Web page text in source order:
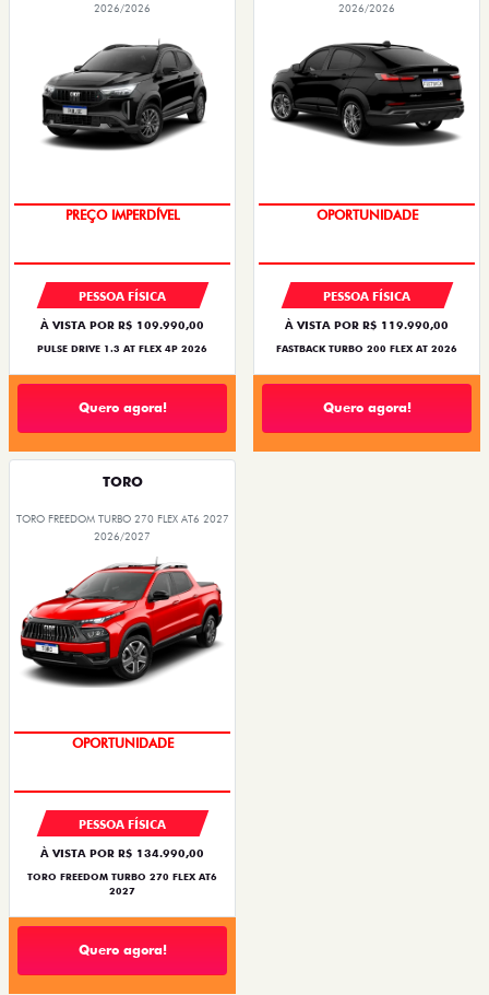
2026/2026
PREÇO IMPERDÍVEL
PESSOA FÍSICA
À VISTA POR R$ 109.990,00
PULSE DRIVE 1.3 AT FLEX 4P 2026
Quero agora!
2026/2026
OPORTUNIDADE
PESSOA FÍSICA
À VISTA POR R$ 119.990,00
FASTBACK TURBO 200 FLEX AT 2026
Quero agora!
TORO
TORO FREEDOM TURBO 270 FLEX AT6 2027
2026/2027
OPORTUNIDADE
PESSOA FÍSICA
À VISTA POR R$ 134.990,00
TORO FREEDOM TURBO 270 FLEX AT6
2027
Quero agora!